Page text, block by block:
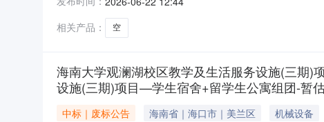
生活服务设施（三期）项目—学生宿舍+留学生公
估价项目(E
相关产品：
空
海南大学观澜湖校区教学及生活服务设施(三期
设施(三期)项目—学生宿舍+留学生公寓组团-暂
中标｜废标公告 海南省｜海口市｜美兰区 机械设备